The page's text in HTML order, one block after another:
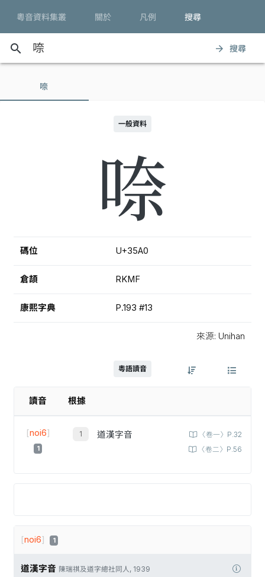
粵音資料集叢 關於 凡例 搜尋
search arrow_forward 搜尋
㖠
一般資料
㖠
碼位 U+35A0
倉頡 RKMF
康熙字典 P.193 #13
來源: Unihan
粵語讀音
讀音 根據
[noi6]
1
道漢字音
〈卷一〉P.32
〈卷二〉P.56
[noi6] 1
道漢字音 陳瑞祺及道字總社同人, 1939